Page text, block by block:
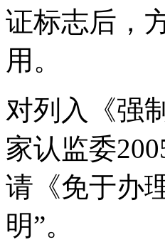
证标志后，
用。
对列入《强
家认监委
请《免于办
明”。